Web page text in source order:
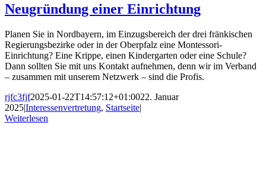
Neugründung einer Einrichtung
Planen Sie in Nordbayern, im Einzugsbereich der drei fränkischen
Regierungsbezirke oder in der Oberpfalz eine Montessori-
Einrichtung? Eine Krippe, einen Kindergarten oder eine Schule?
Dann sollten Sie mit uns Kontakt aufnehmen, denn wir im Verband
– zusammen mit unserem Netzwerk – sind die Profis.
rjfc3fjf2025-01-22T14:57:12+01:0022. Januar
2025|Interessenvertretung, Startseite|
Weiterlesen